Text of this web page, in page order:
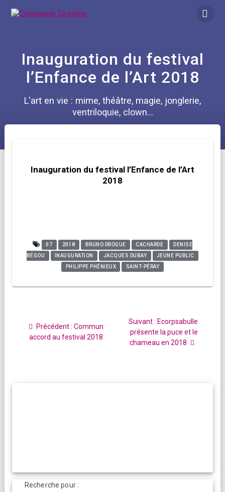
Inauguration du festival
l’Enfance de l’Art 2018
L'art en vie : mime, théâtre, magie, jonglerie,
ventriloquie, clown...
Inauguration du festival l’Enfance de l’Art
2018
07 2018 BRUNO DROGUE CACHARDE
DENISE
BÉGOU
INAUGURATION JACQUES DUBAY
JEUNE PUBLIC
PHILIPPE PHÉNIEUX
SAINT-PÉRAY
l’article
Précédent : Article
précédent
Commun
accord au festival 2018
Suivant : Article
suivant
:
Ecorpsabulle
présente la puce et le
chameau en 2018
Recherche pour :